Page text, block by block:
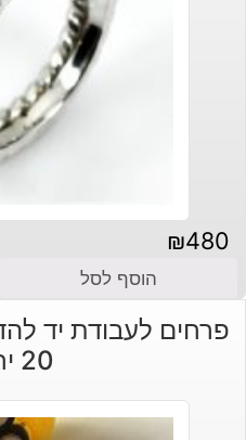
₪480
הוסף לסל
פרחים לעבודת יד
20 יחידות